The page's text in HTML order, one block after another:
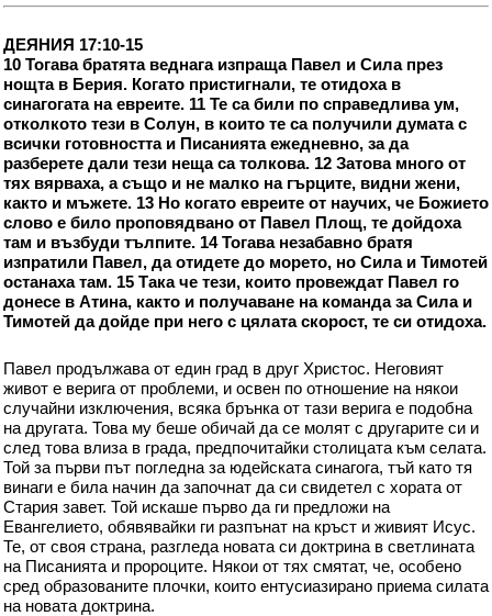
ДЕЯНИЯ 17:10-15
10 Тогава братята веднага изпраща Павел и Сила през
нощта в Берия. Когато пристигнали, те отидоха в
синагогата на евреите. 11 Те са били по справедлива ум,
отколкото тези в Солун, в които те са получили думата с
всички готовността и Писанията ежедневно, за да
разберете дали тези неща са толкова. 12 Затова много от
тях вярваха, а също и не малко на гърците, видни жени,
както и мъжете. 13 Но когато евреите от научих, че Божието
слово е било проповядвано от Павел Площ, те дойдоха
там и възбуди тълпите. 14 Тогава незабавно братя
изпратили Павел, да отидете до морето, но Сила и Тимотей
останаха там. 15 Така че тези, които провеждат Павел го
донесе в Атина, както и получаване на команда за Сила и
Тимотей да дойде при него с цялата скорост, те си отидоха.
Павел продължава от един град в друг Христос. Неговият
живот е верига от проблеми, и освен по отношение на някои
случайни изключения, всяка брънка от тази верига е подобна
на другата. Това му беше обичай да се молят с другарите си и
след това влиза в града, предпочитайки столицата към селата.
Той за първи път погледна за юдейската синагога, тъй като тя
винаги е била начин да започнат да си свидетел с хората от
Стария завет. Той искаше първо да ги предложи на
Евангелието, обявявайки ги разпънат на кръст и живият Исус.
Те, от своя страна, разгледа новата си доктрина в светлината
на Писанията и пророците. Някои от тях смятат, че, особено
сред образованите плочки, които ентусиазирано приема силата
на новата доктрина.